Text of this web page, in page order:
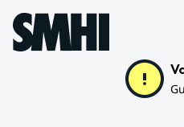
Hoppa till sidans innehåll